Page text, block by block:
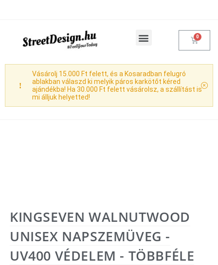
Vásárolj 15.000 Ft felett, és a Kosaradban felugró
ablakban válaszd ki melyik páros karkötőt kéred
ajándékba! Ha 30.000 Ft felett vásárolsz, a szállítást is
mi álljuk helyetted!
KINGSEVEN WALNUTWOOD
UNISEX NAPSZEMÜVEG -
UV400 VÉDELEM - TÖBBFÉLE